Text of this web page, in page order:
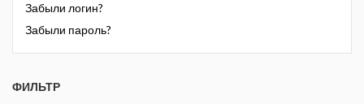
Забыли логин?
Забыли пароль?
ФИЛЬТР